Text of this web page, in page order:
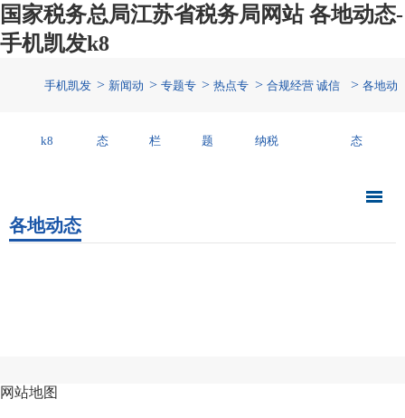
国家税务总局江苏省税务局网站 各地动态-
手机凯发k8
手机凯发
k8
> 新闻动
态
> 专题专
栏
> 热点专
题
> 合规经营 诚信
纳税
> 各地动
态
各地动态
网站地图